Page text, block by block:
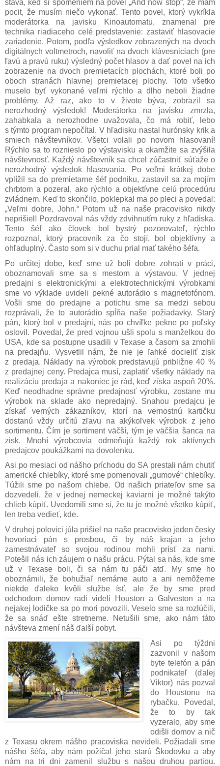
stáva, keď si spomeniem na povel „And now stop“, že mám
pocit, že musím niečo vykonať. Tento povel, ktorý vykríkla
moderátorka na javisku Kinoautomatu, znamenal pre
technika riadiaceho celé predstavenie: zastaviť hlasovacie
zariadenie. Potom, podľa výsledkov zobrazených na dvoch
digitálnych voltmetroch, navoliť na dvoch klávesniciach (pre
ľavú a pravú ruku) výsledný počet hlasov a dať povel na ich
zobrazenie na dvoch premietacích plochách, ktoré boli po
oboch stranách hlavnej premietacej plochy. Toto všetko
muselo byť vykonané veľmi rýchlo a dlho neboli žiadne
problémy. Až raz, ako to v živote býva, zobrazil sa
nerozhodný výsledok! Moderátorka na javisku zmrzla,
zahabkala a nerozhodne uvažovala, čo má robiť, lebo
s týmto program nepočítal. V hľadisku nastal hurónsky krik a
smiech návštevníkov. Všetci volali po novom hlasovaní!
Rýchlo sa to roznieslo po výstavisku a okamžite sa zvýšila
návštevnosť. Každý návštevník sa chcel zúčastniť súťaže o
nerozhodný výsledok hlasovania. Po veľmi krátkej dobe
vplížil sa do premietarne šéf podniku, zastavil sa za mojím
chrbtom a pozeral, ako rýchlo a objektívne celú procedúru
zvládnem. Keď to skončilo, poklepkal ma po pleci a povedal:
„Veľmi dobre, John.“ Potom už na naše pracovisko nikdy
neprišiel! Pozdravoval nás vždy zdvihnutím ruky z hľadiska.
Tento šéf ako človek bol bystrý pozorovateľ, rýchlo
rozpoznal, ktorý pracovník za čo stojí, bol objektívny a
ohľaduplný. Často som si v duchu prial mať takého šéfa.
Po určitej dobe, keď sme už boli dobre zohratí v práci,
oboznamovali sme sa s mestom a výstavou. V jednej
predajni s elektronickými a elektrotechnickými výrobkami
sme vo výklade uvideli pekné autorádio s magnetofónom.
Vošli sme do predajne a potichu sme sa medzi sebou
rozprávali, že to autorádio spĺňa naše požiadavky. Starý
pán, ktorý bol v predajni, nás po chvíľke pekne po poľsky
oslovil. Povedal, že pred vojnou ušli spolu s manželkou do
USA, kde sa postupne usadili v Texase a časom sa zmohli
na predajňu. Vysvetlil nám, že nie je ľahké docieliť zisk
z predaja. Náklady na výrobok predstavujú približne 40 %
z predajnej ceny. Predajca musí, zaplatiť všetky náklady na
realizáciu predaja a nakoniec je rád, keď získa aspoň 20%.
Keď neodhadne správne predajnosť výrobku, zostane mu
výrobok na sklade ako nepredajný. Snahou predajcu je
získať verných zákazníkov, ktorí na vernostnú kartičku
dostanú vždy určitú zľavu na akýkoľvek výrobok z jeho
sortimentu. Čím je sortiment väčší, tým je väčšia šanca na
zisk. Mnohí výrobcovia odmeňujú každý rok aktívnych
predajcov poukážkami na dovolenku.
Asi po mesiaci od nášho príchodu do SA prestali nám chutiť
americké chlebíky, ktoré sme pomenovali „gumové“ chlebíky.
Túžili sme po našom chlebe. Od našich priateľov sme sa
dozvedeli, že v jednej nemeckej kaviarni je možné takýto
chlieb kúpiť. Uvedomili sme si, že tu je možné všetko kúpiť,
len treba vedieť, kde.
V druhej polovici júla prišiel na naše pracovisko jeden česky
hovoriaci pán s prosbou, či by náš krajan a jeho
zamestnávateľ so svojou rodinou mohli prísť za nami.
Potešil nás ich záujem o našu prácu. Pýtal sa nás, kde sme
už v Texase boli, či sa nám tu páči atď. My sme ho
oboznámili, že bohužiaľ nemáme auto a ani nemôžeme
niekde ďaleko kvôli službe ísť, ale že by sme pred
odchodom domov radi videli Houston a Galveston a na
nejakej lodičke sa po mori povozili. Veselo sme sa rozlúčili,
že sa snáď ešte stretneme. Netušili sme, ako nám táto
návšteva zmení náš ďalší pobyt.
Asi po týždni
zazvonil v našom
byte telefón a pán
podnikateľ (ďalej
Viktor) nás pozval
do Houstonu na
rybačku. Povedal,
že to by tak
vyzeralo, aby sme
odišli domov a nič
z Texasu okrem nášho pracoviska nevideli. Požiadali sme
nášho šéfa, aby nám požičal jeho starú Škodovku a aby
nám na tri dni zamenil službu s našou druhou partiou.